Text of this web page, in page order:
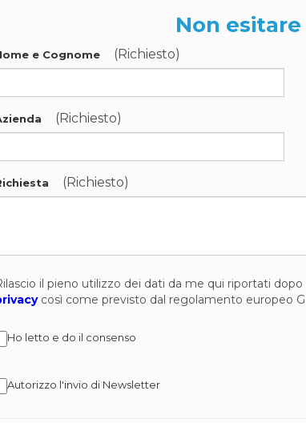
Non
e Cognome (Richiesto)
(Richiesto)
(Richiesto)
il pieno utilizzo dei dati da me qui riportati
così come previsto dal regolamento europeo
Ho letto e do il consenso
Autorizzo l'invio di Newsletter